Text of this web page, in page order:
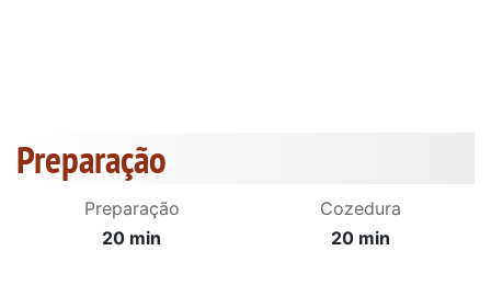
Preparação
Preparação
20 min
Cozedura
20 min